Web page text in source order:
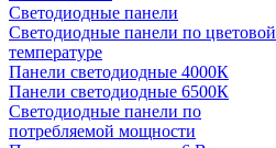
Светодиодные панели
Светодиодные панели по цветовой
температуре
Панели светодиодные 4000К
Панели светодиодные 6500К
Светодиодные панели по
потребляемой мощности